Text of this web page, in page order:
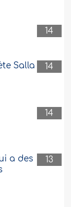
14
14
Salla
14
13
a des